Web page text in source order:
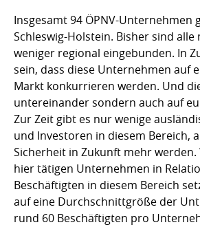
Insgesamt 94 ÖPNV-Unternehmen
Schleswig-Holstein. Bisher sind
weniger regional eingebunden. In
sein, dass diese Unternehmen auf
Markt konkurrieren werden. Und
untereinander sondern auch auf
Zur Zeit gibt es nur wenige
und Investoren in diesem Bereich,
Sicherheit in Zukunft mehr werden.
hier tätigen Unternehmen in
Beschäftigten in diesem Bereich
auf eine Durchschnittgröße der
rund 60 Beschäftigten pro